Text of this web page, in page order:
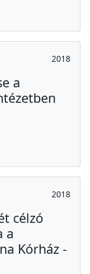
2018
a
2018
célzó
a
Kórház -